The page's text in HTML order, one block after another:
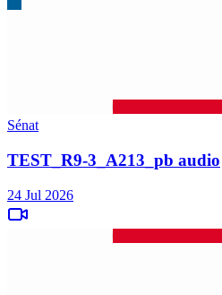
Sénat
TEST_R9-3_A213_pb audio
24 Jul 2026